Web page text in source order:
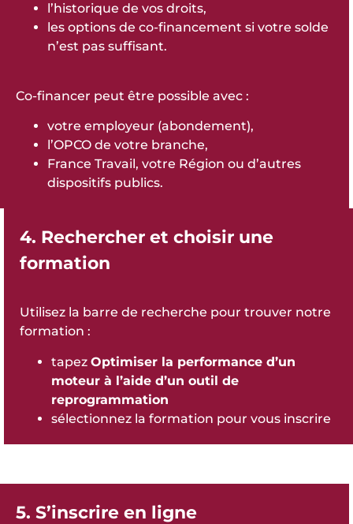
l’historique de vos droits,
les options de co-financement si votre solde
n’est pas suffisant.
Co-financer peut être possible avec :
votre employeur (abondement),
l’OPCO de votre branche,
France Travail, votre Région ou d’autres
dispositifs publics.
4. Rechercher et choisir une
formation
Utilisez la barre de recherche pour trouver notre
formation :
tapez Optimiser la performance d’un
moteur à l’aide d’un outil de
reprogrammation
sélectionnez la formation pour vous inscrire
5. S’inscrire en ligne